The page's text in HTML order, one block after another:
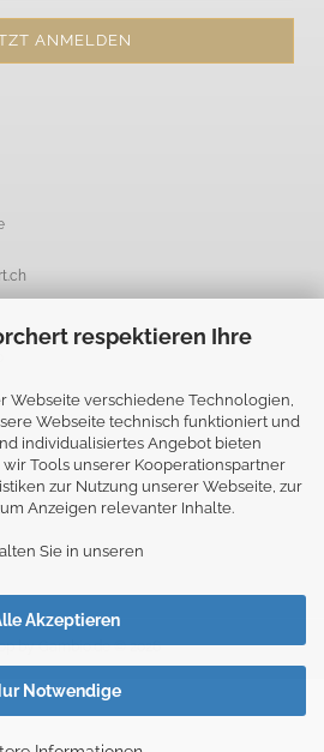
respektieren Ihre
Webseite verschiedene Technologien,
Webseite technisch funktioniert und
individualisiertes Angebot bieten
Tools unserer Kooperationspartner
zur Nutzung unserer Webseite, zur
Anzeigen relevanter Inhalte.
Sie in unseren
Akzeptieren
Notwendige
by Gambio.de © 2026